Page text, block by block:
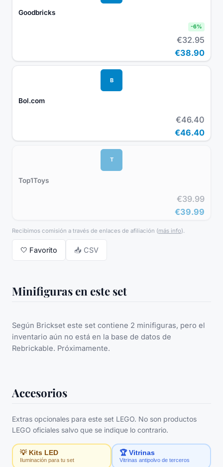
Goodbricks
-6%
€32.95
€38.90
B
Bol.com
€46.40
€46.40
T
Top1Toys
€39.99
€39.99
Recibimos comisión a través de enlaces de afiliación (más info).
🤍 Favorito 📥 CSV
Minifiguras en este set
Según Brickset este set contiene 2 minifiguras, pero el
inventario aún no está en la base de datos de
Rebrickable. Próximamente.
Accesorios
Extras opcionales para este set LEGO. No son productos
LEGO oficiales salvo que se indique lo contrario.
💡 Kits LED
Iluminación para tu set
🏆 Vitrinas
Vitrinas antipolvo de terceros